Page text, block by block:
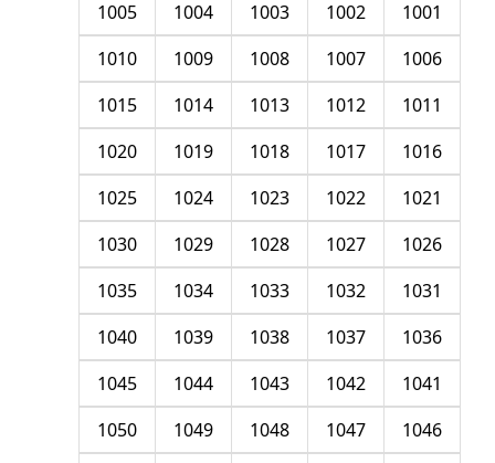
1001
1002
1003
1004
1005
1006
1007
1008
1009
1010
1011
1012
1013
1014
1015
1016
1017
1018
1019
1020
1021
1022
1023
1024
1025
1026
1027
1028
1029
1030
1031
1032
1033
1034
1035
1036
1037
1038
1039
1040
1041
1042
1043
1044
1045
1046
1047
1048
1049
1050